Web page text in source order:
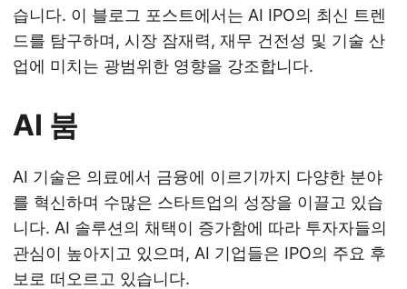
습니다. 이 블로그 포스트에서는 AI IPO의 최신 트렌
드를 탐구하며, 시장 잠재력, 재무 건전성 및 기술 산
업에 미치는 광범위한 영향을 강조합니다.
AI 붐
AI 기술은 의료에서 금융에 이르기까지 다양한 분야
를 혁신하며 수많은 스타트업의 성장을 이끌고 있습
니다. AI 솔루션의 채택이 증가함에 따라 투자자들의
관심이 높아지고 있으며, AI 기업들은 IPO의 주요 후
보로 떠오르고 있습니다.